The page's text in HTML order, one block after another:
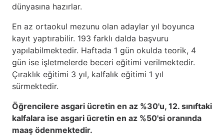
dünyasına hazırlar.
En az ortaokul mezunu olan adaylar yıl boyunca
kayıt yaptırabilir. 193 farklı dalda başvuru
yapılabilmektedir. Haftada 1 gün okulda teorik, 4
gün ise işletmelerde beceri eğitimi verilmektedir.
Çıraklık eğitimi 3 yıl, kalfalık eğitimi 1 yıl
sürmektedir.
Öğrencilere asgari ücretin en az %30'u, 12. sınıftaki
kalfalara ise asgari ücretin en az %50'si oranında
maaş ödenmektedir.